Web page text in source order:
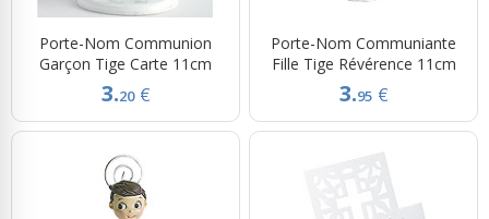
Porte-Nom Communion
Garçon Tige Carte 11cm
3.20 €
Porte-Nom Communiante
Fille Tige Révérence 11cm
3.95 €